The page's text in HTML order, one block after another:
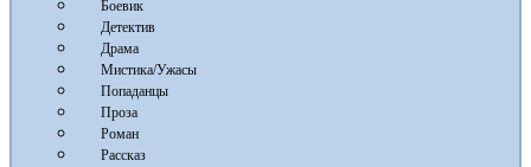
Боевик
Детектив
Драма
Мистика/Ужасы
Попаданцы
Проза
Роман
Рассказ